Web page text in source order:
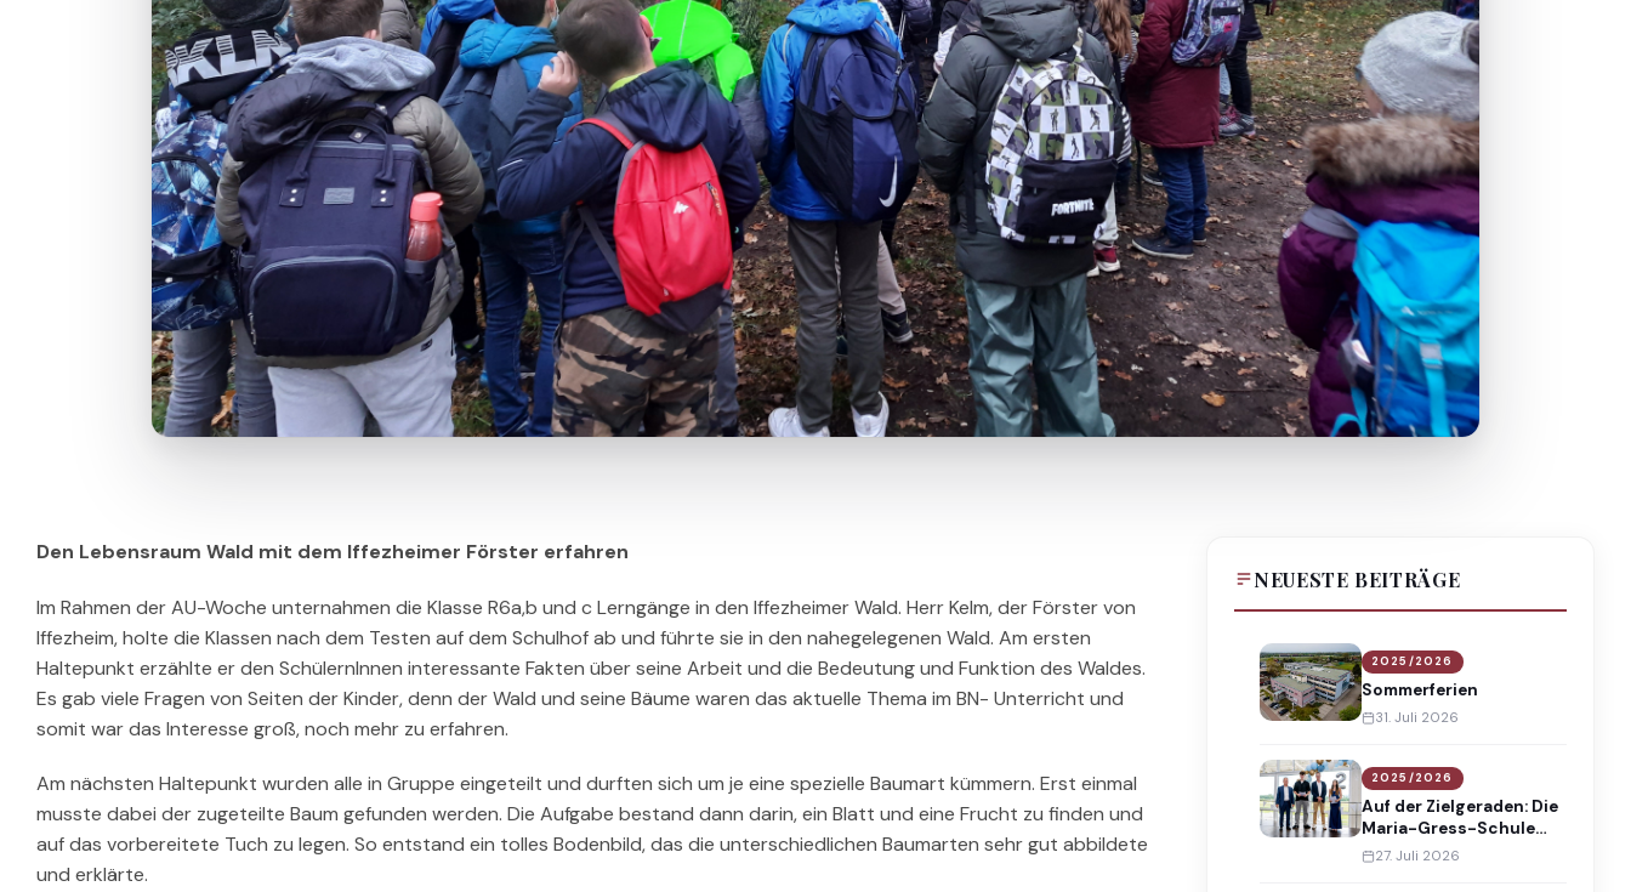
Den Lebensraum Wald mit dem Iffezheimer Förster erfahren
Im Rahmen der AU-Woche unternahmen die Klasse R6a,b und c Lerngänge in den Iffezheimer Wald. Herr Kelm, der Förster von
Iffezheim, holte die Klassen nach dem Testen auf dem Schulhof ab und führte sie in den nahegelegenen Wald. Am ersten
Haltepunkt erzählte er den SchülernInnen interessante Fakten über seine Arbeit und die Bedeutung und Funktion des Waldes.
Es gab viele Fragen von Seiten der Kinder, denn der Wald und seine Bäume waren das aktuelle Thema im BN- Unterricht und
somit war das Interesse groß, noch mehr zu erfahren.
Am nächsten Haltepunkt wurden alle in Gruppe eingeteilt und durften sich um je eine spezielle Baumart kümmern. Erst einmal
musste dabei der zugeteilte Baum gefunden werden. Die Aufgabe bestand dann darin, ein Blatt und eine Frucht zu finden und
auf das vorbereitete Tuch zu legen. So entstand ein tolles Bodenbild, das die unterschiedlichen Baumarten sehr gut abbildete
und erklärte.
NEUESTE BEITRÄGE
2025/2026
Sommerferien
31. Juli 2026
2025/2026
Auf der Zielgeraden: Die
Maria-Gress-Schule
verabschiedet 138
27. Juli 2026